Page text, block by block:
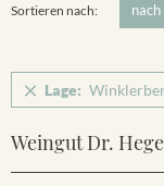
Winklerberg
Ihringen
Sortieren nach:
Lage:
Weingut Dr.